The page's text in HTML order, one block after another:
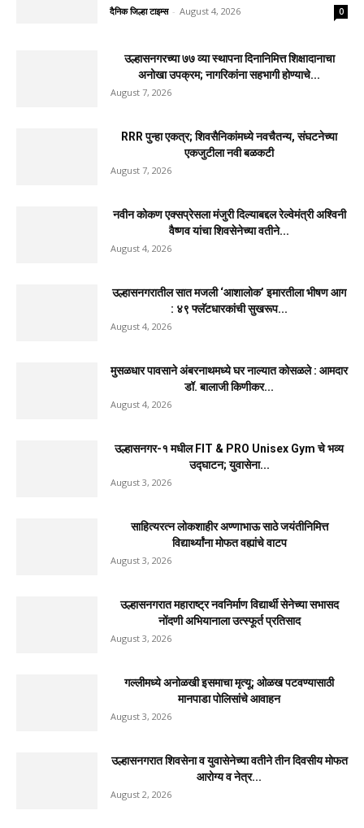
दैनिक जिल्हा टाइम्स - August 4, 2026 0
उल्हासनगरच्या ७७ व्या स्थापना दिनानिमित्त शिक्षादानाचा
अनोखा उपक्रम; नागरिकांना सहभागी होण्याचे...
August 7, 2026
RRR पुन्हा एकत्र; शिवसैनिकांमध्ये नवचैतन्य, संघटनेच्या
एकजुटीला नवी बळकटी
August 7, 2026
नवीन कोकण एक्सप्रेसला मंजुरी दिल्याबद्दल रेल्वेमंत्री अश्विनी
वैष्णव यांचा शिवसेनेच्या वतीने...
August 4, 2026
उल्हासनगरातील सात मजली ‘आशालोक’ इमारतीला भीषण आग
: ४९ फ्लॅटधारकांची सुखरूप...
August 4, 2026
मुसळधार पावसाने अंबरनाथमध्ये घर नाल्यात कोसळले : आमदार
डॉ. बालाजी किणीकर...
August 4, 2026
उल्हासनगर-१ मधील FIT & PRO Unisex Gym चे भव्य
उद्घाटन; युवासेना...
August 3, 2026
साहित्यरत्न लोकशाहीर अण्णाभाऊ साठे जयंतीनिमित्त
विद्यार्थ्यांना मोफत वह्यांचे वाटप
August 3, 2026
उल्हासनगरात महाराष्ट्र नवनिर्माण विद्यार्थी सेनेच्या सभासद
नोंदणी अभियानाला उत्स्फूर्त प्रतिसाद
August 3, 2026
गल्लीमध्ये अनोळखी इसमाचा मृत्यू; ओळख पटवण्यासाठी
मानपाडा पोलिसांचे आवाहन
August 3, 2026
उल्हासनगरात शिवसेना व युवासेनेच्या वतीने तीन दिवसीय मोफत
आरोग्य व नेत्र...
August 2, 2026